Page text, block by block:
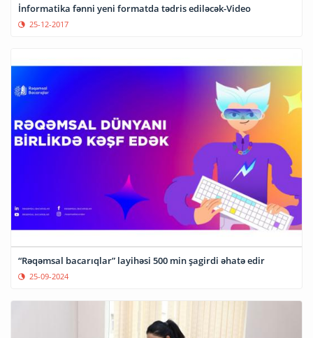
İnformatika fənni yeni formatda tədris ediləcək-Video
25-12-2017
“Rəqəmsal bacarıqlar” layihəsi 500 min şagirdi əhatə edir
25-09-2024